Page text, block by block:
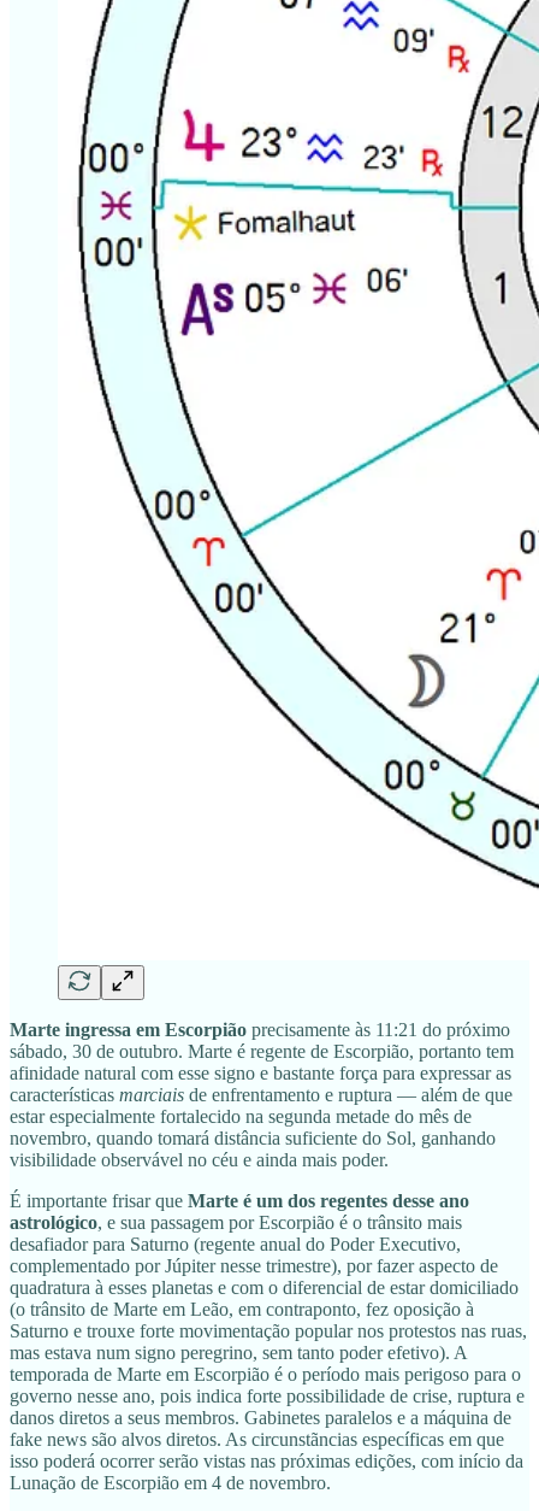
Marte ingressa em Escorpião precisamente às 11:21 do próximo
sábado, 30 de outubro. Marte é regente de Escorpião, portanto tem
afinidade natural com esse signo e bastante força para expressar as
características marciais de enfrentamento e ruptura — além de que
estar especialmente fortalecido na segunda metade do mês de
novembro, quando tomará distância suficiente do Sol, ganhando
visibilidade observável no céu e ainda mais poder.
É importante frisar que Marte é um dos regentes desse ano
astrológico, e sua passagem por Escorpião é o trânsito mais
desafiador para Saturno (regente anual do Poder Executivo,
complementado por Júpiter nesse trimestre), por fazer aspecto de
quadratura à esses planetas e com o diferencial de estar domiciliado
(o trânsito de Marte em Leão, em contraponto, fez oposição à
Saturno e trouxe forte movimentação popular nos protestos nas ruas,
mas estava num signo peregrino, sem tanto poder efetivo). A
temporada de Marte em Escorpião é o período mais perigoso para o
governo nesse ano, pois indica forte possibilidade de crise, ruptura e
danos diretos a seus membros. Gabinetes paralelos e a máquina de
fake news são alvos diretos. As circunstãncias específicas em que
isso poderá ocorrer serão vistas nas próximas edições, com início da
Lunação de Escorpião em 4 de novembro.